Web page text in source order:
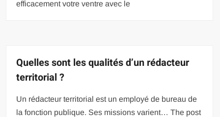
efficacement votre ventre avec le
Quelles sont les qualités d’un rédacteur
territorial ?
Un rédacteur territorial est un employé de bureau de
la fonction publique. Ses missions varient… The post